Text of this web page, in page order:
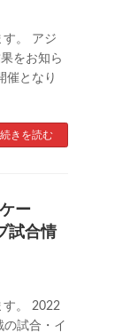
す。 アジ
をお知ら
催となり
続きを読む
ー
試合情
す。 2022
試合・イ